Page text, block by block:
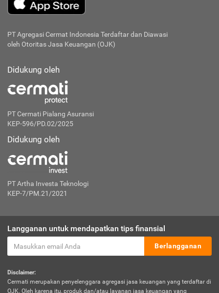
PT Agregasi Cermat Indonesia Terdaftar dan Diawasi
oleh Otoritas Jasa Keuangan (OJK)
Didukung oleh
PT Cermati Pialang Asuransi
KEP-596/PD.02/2025
Didukung oleh
PT Artha Investa Teknologi
KEP-7/PM.21/2021
Langganan untuk mendapatkan tips finansial
Berlangganan
Disclaimer:
Cermati merupakan penyelenggara agregasi jasa keuangan yang terdaftar di
OJK. Oleh karena itu, produk dan/atau layanan jasa keuangan yang